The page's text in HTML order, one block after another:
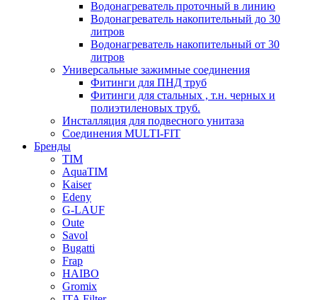
Водонагреватель проточный в линию
Водонагреватель накопительный до 30
литров
Водонагреватель накопительный от 30
литров
Универсальные зажимные соединения
Фитинги для ПНД труб
Фитинги для стальных , т.н. черных и
полиэтиленовых труб.
Инсталляция для подвесного унитаза
Соединения MULTI-FIT
Бренды
TIM
AquaTIM
Kaiser
Edeny
G-LAUF
Oute
Savol
Bugatti
Frap
HAIBO
Gromix